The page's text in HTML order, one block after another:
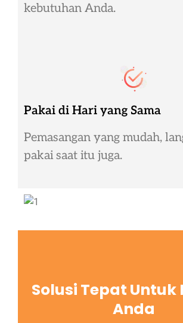
kebutuhan Anda.
Pakai di Hari yang Sama
Pemasangan yang mudah,
pakai saat itu juga.
Solusi Tepat Untuk
Anda